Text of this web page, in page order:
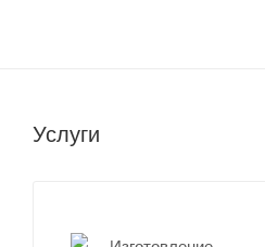
Услуги